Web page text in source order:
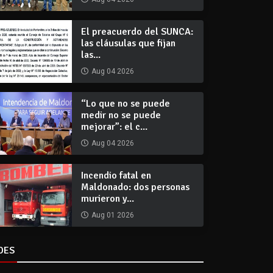
El preacuerdo del SUNCA:
las cláusulas que fijan
las...
Aug 04 2026
“Lo que no se puede
medir no se puede
mejorar”: el c...
Aug 04 2026
Incendio fatal en
Maldonado: dos personas
murieron y...
Aug 01 2026